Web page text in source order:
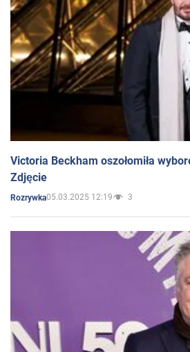
Victoria Beckham oszołomiła
Zdjęcie
Rozrywka05.03.2025 12:19 3